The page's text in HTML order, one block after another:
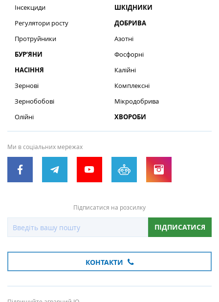
Інсекциди
Регулятори росту
Протруйники
БУР’ЯНИ
НАСІННЯ
Зернові
Зернобобові
Олійні
ШКІДНИКИ
ДОБРИВА
Азотні
Фосфорні
Калійні
Комплексні
Мікродобрива
ХВОРОБИ
Ми в соціальних мережах
Підписатися на розсилку
ПІДПИСАТИСЯ
КОНТАКТИ